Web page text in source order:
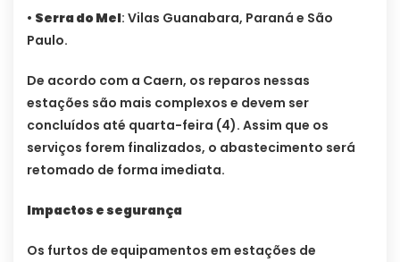
• Serra do Mel: Vilas Guanabara, Paraná e São
Paulo.
De acordo com a Caern, os reparos nessas
estações são mais complexos e devem ser
concluídos até quarta-feira (4). Assim que os
serviços forem finalizados, o abastecimento será
retomado de forma imediata.
Impactos e segurança
Os furtos de equipamentos em estações de